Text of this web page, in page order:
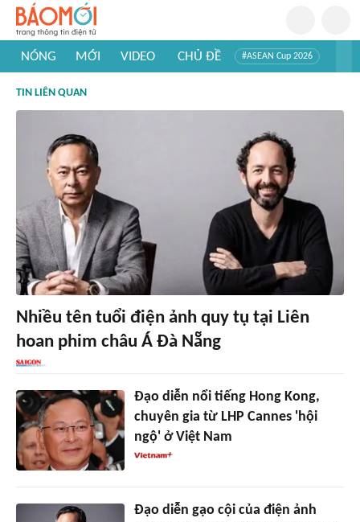
NÓNG MỚI VIDEO CHỦ ĐỀ #ASEAN Cup 2026
#Khám phá thế giới
TIN LIÊN QUAN
Nhiều tên tuổi điện ảnh quy tụ tại Liên
hoan phim châu Á Đà Nẵng
Đạo diễn nổi tiếng Hong Kong,
chuyên gia từ LHP Cannes 'hội
ngộ' ở Việt Nam
Đạo diễn gạo cội của điện ảnh